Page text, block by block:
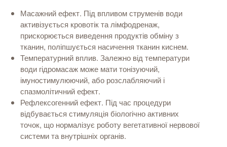
Масажний ефект. Під впливом струменів води
активізується кровотік та лімфодренаж,
прискорюється виведення продуктів обміну з
тканин, поліпшується насичення тканин киснем.
Температурний вплив. Залежно від температури
води гідромасаж може мати тонізуючий,
імуностимулюючий, або розслабляючий і
спазмолітичний ефект.
Рефлексогенний ефект. Під час процедури
відбувається стимуляція біологічно активних
точок, що нормалізує роботу вегетативної нервової
системи та внутрішніх органів.